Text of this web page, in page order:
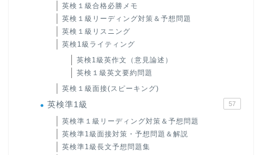
英検１級合格必勝メモ
英検１級リーディング対策＆予想問題
英検１級リスニング
英検1級ライティング
英検1級英作文（意見論述）
英検１級英文要約問題
英検１級面接(スピーキング)
英検準1級 57
英検準１級リーディング対策＆予想問題
英検準1級面接対策・予想問題＆解説
英検準1級長文予想問題集